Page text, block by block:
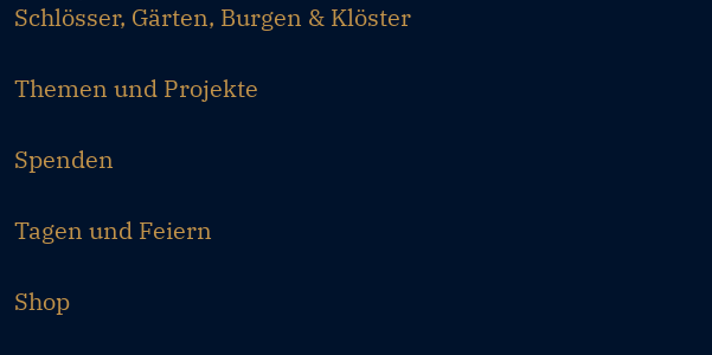
Schlösser, Gärten, Burgen & Klöster
Themen und Projekte
Spenden
Tagen und Feiern
Shop